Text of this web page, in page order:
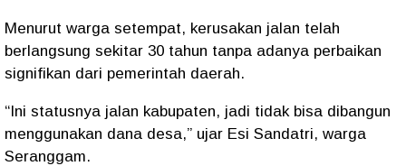
Menurut warga setempat, kerusakan jalan telah
berlangsung sekitar 30 tahun tanpa adanya perbaikan
signifikan dari pemerintah daerah.
“Ini statusnya jalan kabupaten, jadi tidak bisa dibangun
menggunakan dana desa,” ujar Esi Sandatri, warga
Seranggam.